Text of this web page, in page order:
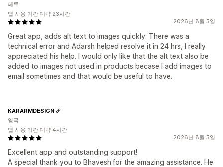
2026년 8월 5일
Great app, adds alt text to images quickly. There was a
technical error and Adarsh helped resolve it in 24 hrs, I really
appreciated his help. I would only like that the alt text also be
added to images not used in products becase I add images to
email sometimes and that would be useful to have.
페루
앱 사용 기간 대략 23시간
2026년 8월 5일
Excellent app and outstanding support!
A special thank you to Bhavesh for the amazing assistance. He
KARARMDESIGN
영국
앱 사용 기간 대략 4시간